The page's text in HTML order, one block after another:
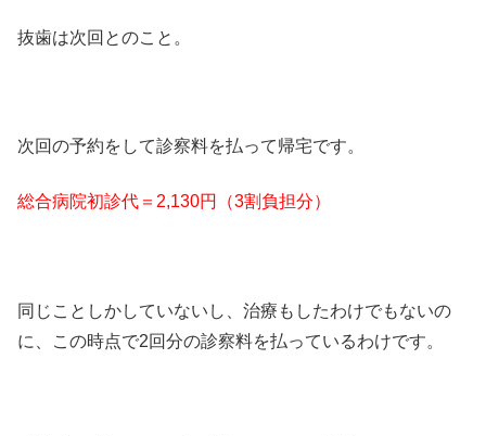
抜歯は次回とのこと。
次回の予約をして診察料を払って帰宅です。
総合病院初診代＝2,130円（3割負担分）
同じことしかしていないし、治療もしたわけでもないの
に、この時点で2回分の診察料を払っているわけです。